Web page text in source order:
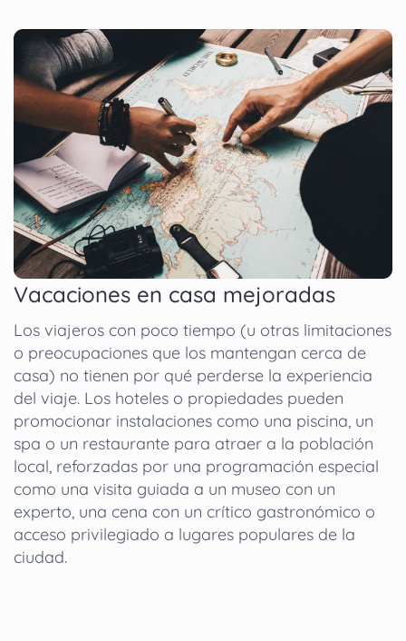
Vacaciones en casa mejoradas
Los viajeros con poco tiempo (u otras limitaciones
o preocupaciones que los mantengan cerca de
casa) no tienen por qué perderse la experiencia
del viaje. Los hoteles o propiedades pueden
promocionar instalaciones como una piscina, un
spa o un restaurante para atraer a la población
local, reforzadas por una programación especial
como una visita guiada a un museo con un
experto, una cena con un crítico gastronómico o
acceso privilegiado a lugares populares de la
ciudad.